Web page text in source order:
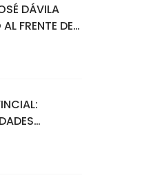
DÁVILA
FRENTE DE
COMUNAL
UN